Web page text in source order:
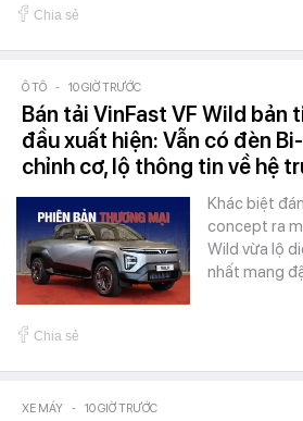
Chia sẻ
Ô TÔ - 10 GIỜ TRƯỚC
Bán tải VinFast VF Wild bản
đầu xuất hiện: Vẫn có đèn
chỉnh cơ, lộ thông tin về hệ
Khác biệt
concept ra
Wild vừa lộ
nhất mang
Chia sẻ
XE MÁY - 10 GIỜ TRƯỚC